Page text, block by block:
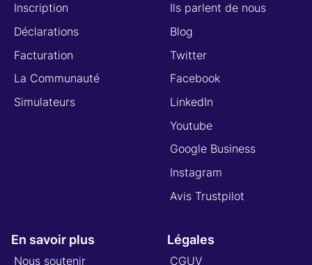
Inscription
Déclarations
Facturation
La Communauté
Simulateurs
Ils parlent de nous
Blog
Twitter
Facebook
LinkedIn
Youtube
Google Business
Instagram
Avis Trustpilot
En savoir plus
Nous soutenir
Légales
CGUV